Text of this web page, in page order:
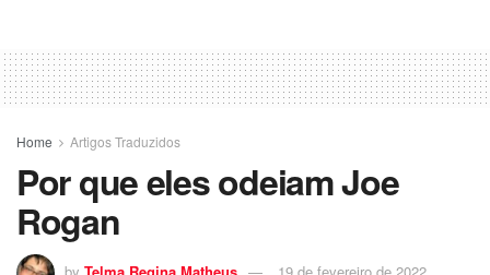
Home Artigos Traduzidos
Por que eles odeiam Joe
Rogan